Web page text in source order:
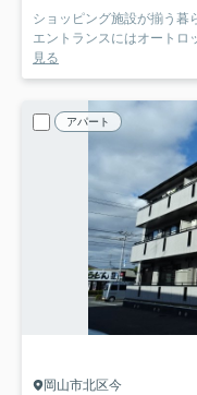
ショッピング施設が揃う暮
エントランスにはオートロ
見る
アパート
岡山市北区今